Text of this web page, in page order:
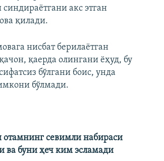
акс этган
қилади.
нисбат берилаётган
қаерда олингани ёҳуд, бу
бўлгани боис, унда
бўлмади.
отамнинг севимли набираси
ва буни ҳеч ким эсламади